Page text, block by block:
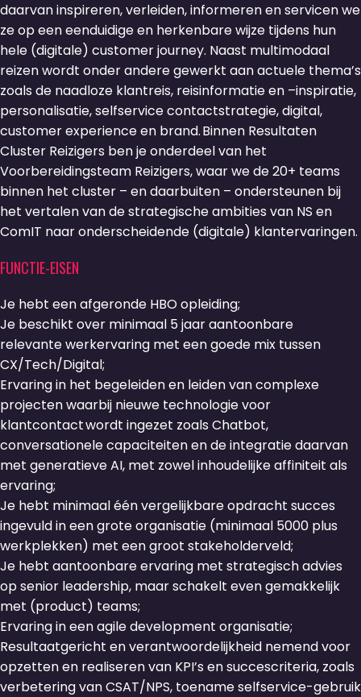
daarvan inspireren, verleiden, informeren en servicen we
ze op een eenduidige en herkenbare wijze tijdens hun
hele (digitale) customer journey. Naast multimodaal
reizen wordt onder andere gewerkt aan actuele thema’s
zoals de naadloze klantreis, reisinformatie en –inspiratie,
personalisatie, selfservice contactstrategie, digital,
customer experience en brand. Binnen Resultaten
Cluster Reizigers ben je onderdeel van het
Voorbereidingsteam Reizigers, waar we de 20+ teams
binnen het cluster – en daarbuiten – ondersteunen bij
het vertalen van de strategische ambities van NS en
ComIT naar onderscheidende (digitale) klantervaringen.
FUNCTIE-EISEN
Je hebt een afgeronde HBO opleiding;
Je beschikt over minimaal 5 jaar aantoonbare
relevante werkervaring met een goede mix tussen
CX/Tech/Digital;
Ervaring in het begeleiden en leiden van complexe
projecten waarbij nieuwe technologie voor
klantcontact wordt ingezet zoals Chatbot,
conversationele capaciteiten en de integratie daarvan
met generatieve AI, met zowel inhoudelijke affiniteit als
ervaring;
Je hebt minimaal één vergelijkbare opdracht succes
ingevuld in een grote organisatie (minimaal 5000 plus
werkplekken) met een groot stakeholderveld;
Je hebt aantoonbare ervaring met strategisch advies
op senior leadership, maar schakelt even gemakkelijk
met (product) teams;
Ervaring in een agile development organisatie;
Resultaatgericht en verantwoordelijkheid nemend voor
opzetten en realiseren van KPI’s en succescriteria, zoals
verbetering van CSAT/NPS, toename selfservice-gebruik